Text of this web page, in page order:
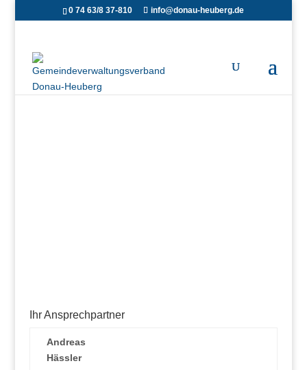
0 74 63/8 37-810 info@donau-heuberg.de
Ihr Ansprechpartner
Andreas
Hässler